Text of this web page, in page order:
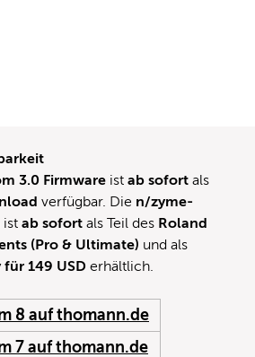
3.0 Firmware ist ab sofort als
verfügbar. Die n/zyme-
ist ab sofort als Teil des Roland
(Pro & Ultimate) und als
149 USD erhältlich.
8 auf thomann.de
7 auf thomann.de